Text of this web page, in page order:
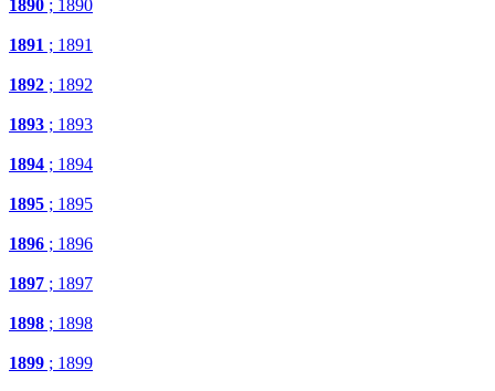
1890 ; 1890
1891 ; 1891
1892 ; 1892
1893 ; 1893
1894 ; 1894
1895 ; 1895
1896 ; 1896
1897 ; 1897
1898 ; 1898
1899 ; 1899